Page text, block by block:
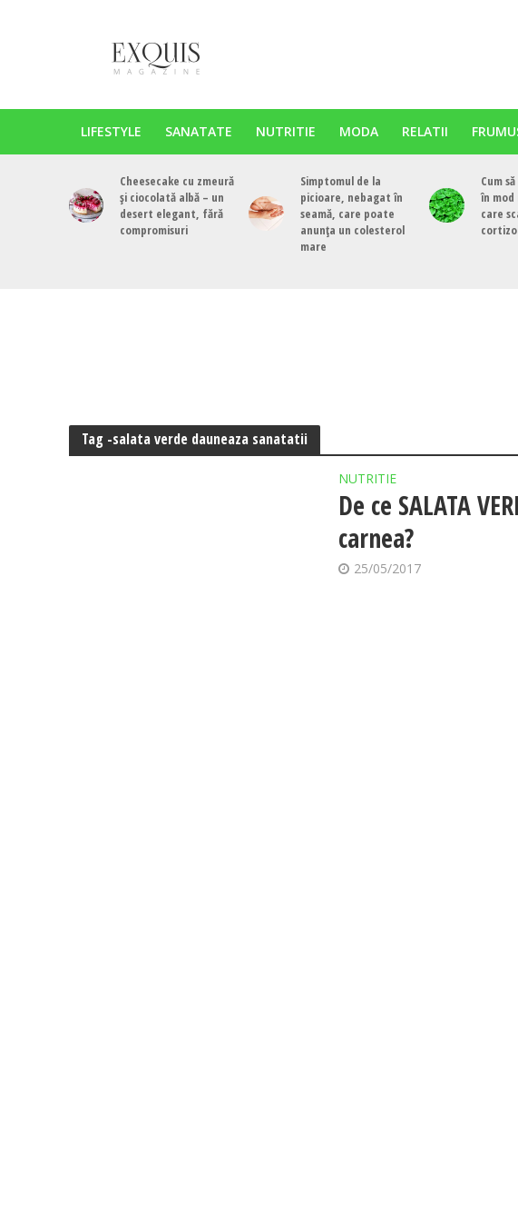
LIFESTYLE SANATATE NUTRITIE MODA RELATII
Cheesecake cu zmeură
și ciocolată albă – un
desert elegant, fără
compromisuri
Simptomul de la
picioare, nebagat în
seamă, care poate
anunța un colesterol
mare
Cum
în
care
Tag -salata verde dauneaza sanatatii
NUTRITIE
De ce SALATA
carnea?
25/05/2017